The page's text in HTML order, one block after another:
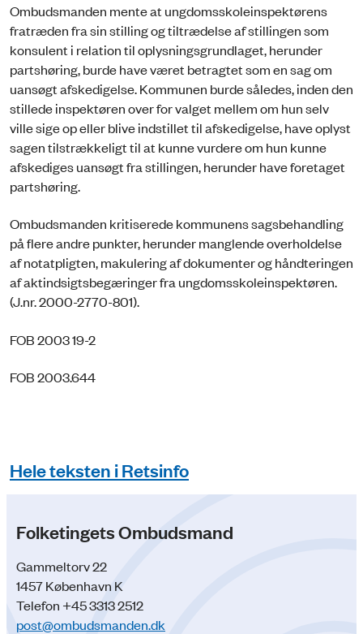
Ombudsmanden mente at ungdomsskoleinspektørens
fratræden fra sin stilling og tiltrædelse af stillingen som
konsulent i relation til oplysningsgrundlaget, herunder
partshøring, burde have været betragtet som en sag om
uansøgt afskedigelse. Kommunen burde således, inden den
stillede inspektøren over for valget mellem om hun selv
ville sige op eller blive indstillet til afskedigelse, have oplyst
sagen tilstrækkeligt til at kunne vurdere om hun kunne
afskediges uansøgt fra stillingen, herunder have foretaget
partshøring.
Ombudsmanden kritiserede kommunens sagsbehandling
på flere andre punkter, herunder manglende overholdelse
af notatpligten, makulering af dokumenter og håndteringen
af aktindsigtsbegæringer fra ungdomsskoleinspektøren.
(J.nr. 2000-2770-801).
FOB 2003 19-2
FOB 2003.644
Hele teksten i Retsinfo
Folketingets Ombudsmand
Gammeltorv 22
1457 København K
Telefon +45 3313 2512
post@ombudsmanden.dk